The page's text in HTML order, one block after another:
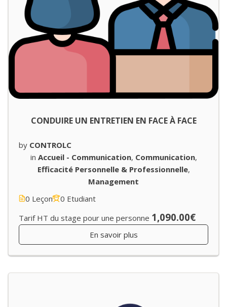
CONDUIRE UN ENTRETIEN EN FACE À FACE
by CONTROLC
in Accueil - Communication, Communication,
Efficacité Personnelle & Professionnelle,
Management
0 Leçon
0 Etudiant
Tarif HT du stage pour une personne 1,090.00€
En savoir plus